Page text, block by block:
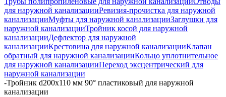
для наружной канализацииРевизия-прочистка для наружной
канализацииМуфты для наружной канализацииЗаглушки для
наружной канализацииТройник косой для наружной
канализацииДефлектор для наружной
канализацииКрестовина для наружной канализацииКлапан
обратный для наружной канализацииКольцо уплотнительное
для наружной канализацииПереход эксцентрический для
наружной канализации
-Тройник d200х110 мм 90° пластиковый для наружной
канализации